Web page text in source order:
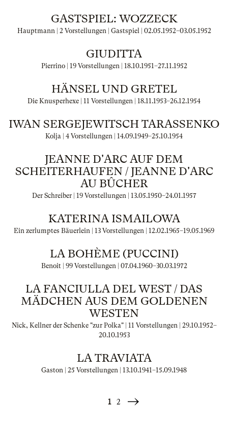
GASTSPIEL: WOZZECK
Hauptmann | 2 Vorstellungen | Gastspiel | 02.05.1952–03.05.1952
GIUDITTA
Pierrino | 19 Vorstellungen | 18.10.1951–27.11.1952
HÄNSEL UND GRETEL
Die Knusperhexe | 11 Vorstellungen | 18.11.1953–26.12.1954
IWAN SERGEJEWITSCH TARASSENKO
Kolja | 4 Vorstellungen | 14.09.1949–25.10.1954
JEANNE D'ARC AUF DEM
SCHEITERHAUFEN / JEANNE D'ARC
AU BÛCHER
Der Schreiber | 19 Vorstellungen | 13.05.1950–24.01.1957
KATERINA ISMAILOWA
Ein zerlumptes Bäuerlein | 13 Vorstellungen | 12.02.1965–19.05.1969
LA BOHÈME (PUCCINI)
Benoit | 99 Vorstellungen | 07.04.1960–30.03.1972
LA FANCIULLA DEL WEST / DAS
MÄDCHEN AUS DEM GOLDENEN
WESTEN
Nick, Kellner der Schenke "zur Polka" | 11 Vorstellungen | 29.10.1952–
20.10.1953
LA TRAVIATA
Gaston | 25 Vorstellungen | 13.10.1941–15.09.1948
1 2
Weiter